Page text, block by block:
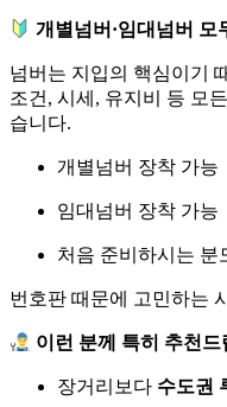
개별넘버·임대넘버 모
넘버는 지입의 핵심이기
조건, 시세, 유지비 등 모
습니다.
개별넘버 장착 가능
임대넘버 장착 가능
처음 준비하시는 분
번호판 때문에 고민하는
이런 분께 특히 추천드
장거리보다 수도권